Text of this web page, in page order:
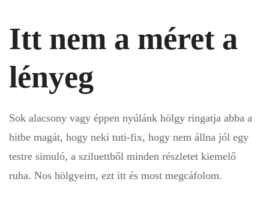
Itt nem a méret a
lényeg
Sok alacsony vagy éppen nyúlánk hölgy ringatja abba a
hitbe magát, hogy neki tuti-fix, hogy nem állna jól egy
testre simuló, a sziluettből minden részletet kiemelő
ruha. Nos hölgyeim, ezt itt és most megcáfolom.